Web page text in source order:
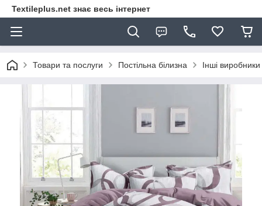
Textileplus.net знає весь інтернет
Товари та послуги Постільна білизна Інші виробники